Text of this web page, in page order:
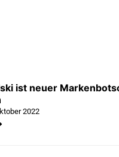
ist neuer
2022